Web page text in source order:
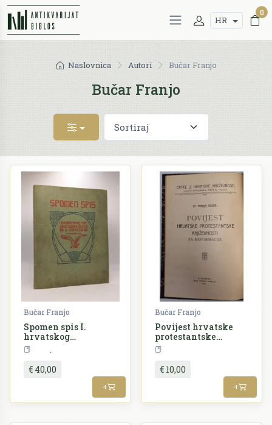
HR
0
Naslovnica Autori Bučar Franjo
Bučar Franjo
Bučar Franjo
Spomen spis I.
hrvatskog
svesokolskog sleta u
Zagrebu
€ 40,00
+
Bučar Franjo
Povijest hrvatske
protestantske
književnosti za
reformacije
€ 10,00
+